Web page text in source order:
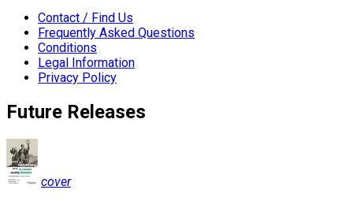
Contact / Find Us
Frequently Asked Questions
Conditions
Legal Information
Privacy Policy
Future Releases
cover